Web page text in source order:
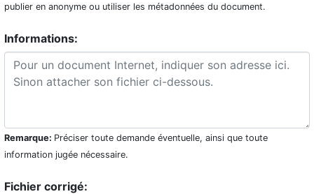
publier en anonyme ou utiliser les métadonnées du document.
Informations:
Remarque: Préciser toute demande éventuelle, ainsi que toute
information jugée nécessaire.
Fichier corrigé: